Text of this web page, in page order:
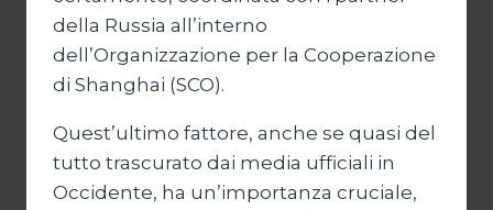
della Russia all’interno
dell’Organizzazione per la Cooperazione
di Shanghai (SCO).
Quest’ultimo fattore, anche se quasi del
tutto trascurato dai media ufficiali in
Occidente, ha un’importanza cruciale,